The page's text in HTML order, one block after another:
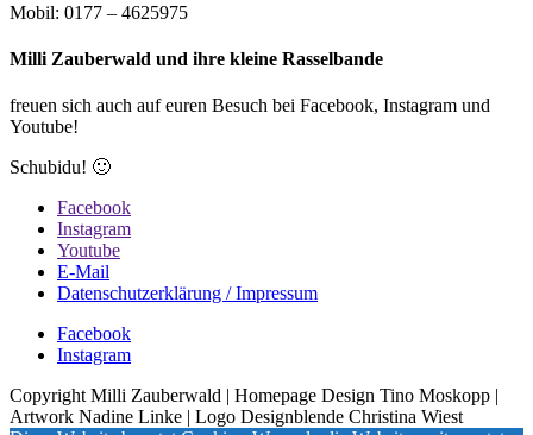
Mobil: 0177 – 4625975
Milli Zauberwald und ihre kleine Rasselbande
freuen sich auch auf euren Besuch bei Facebook, Instagram und
Youtube!
Schubidu! 🙂
Facebook
Instagram
Youtube
E-Mail
Datenschutzerklärung / Impressum
Facebook
Instagram
Copyright Milli Zauberwald | Homepage Design Tino Moskopp |
Artwork Nadine Linke | Logo Designblende Christina Wiest